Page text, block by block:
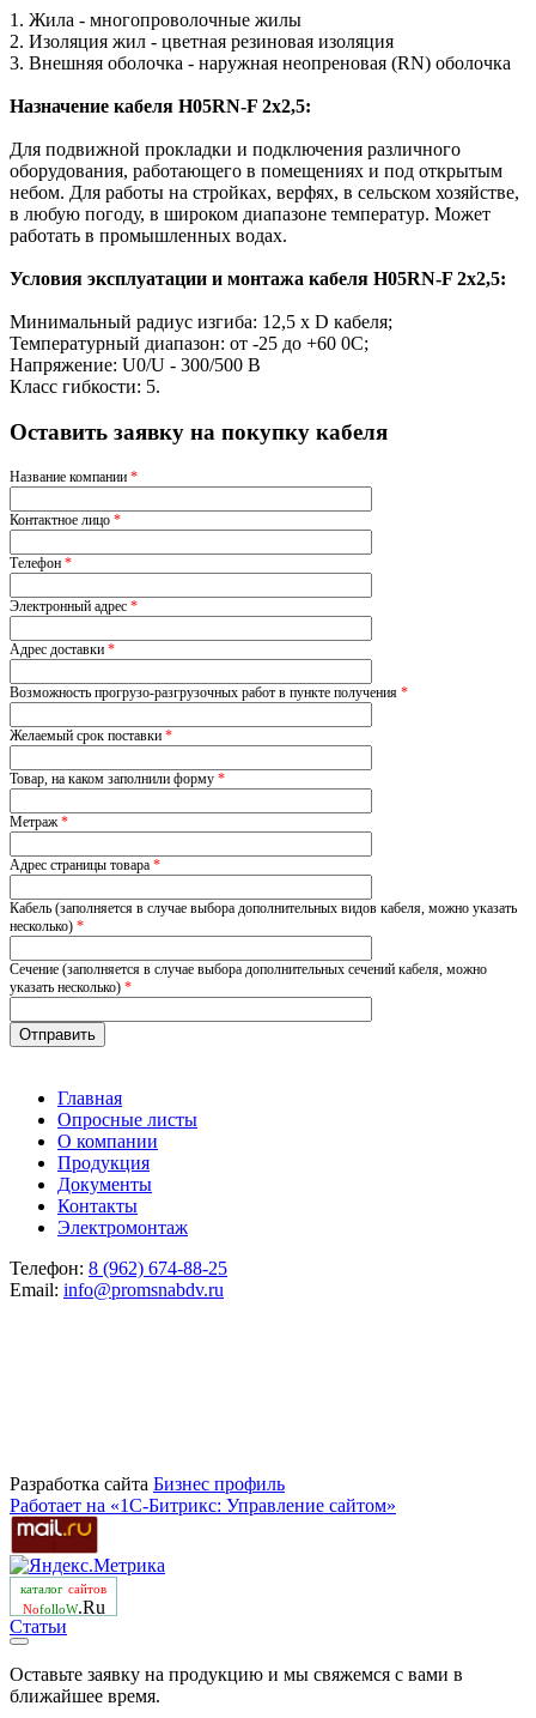
1. Жила - многопроволочные жилы
2. Изоляция жил - цветная резиновая изоляция
3. Внешняя оболочка - наружная неопреновая (RN) оболочка
Назначение кабеля H05RN-F 2x2,5:
Для подвижной прокладки и подключения различного
оборудования, работающего в помещениях и под открытым
небом. Для работы на стройках, верфях, в сельском хозяйстве,
в любую погоду, в широком диапазоне температур. Может
работать в промышленных водах.
Условия эксплуатации и монтажа кабеля H05RN-F 2x2,5:
Минимальный радиус изгиба: 12,5 х D кабеля;
Температурный диапазон: от -25 до +60 0С;
Напряжение: U0/U - 300/500 В
Класс гибкости: 5.
Оставить заявку на покупку кабеля
Название компании *
Контактное лицо *
Телефон *
Электронный адрес *
Адрес доставки *
Возможность прогрузо-разгрузочных работ в пункте получения *
Желаемый срок поставки *
Товар, на каком заполнили форму *
Метраж*
Адрес страницы товара *
Кабель (заполняется в случае выбора дополнительных видов кабеля, можно указать
несколько) *
Сечение (заполняется в случае выбора дополнительных сечений кабеля, можно
указать несколько) *
Главная
Опросные листы
О компании
Продукция
Документы
Контакты
Электромонтаж
Телефон: 8 (962) 674-88-25
Email: info@promsnabdv.ru
Разработка сайта Бизнеc профиль
Работает на «1С-Битрикс: Управление сайтом»
каталог сайтов
NofolloW.Ru
Статьи
Оставьте заявку на продукцию и мы свяжемся с вами в
ближайшее время.